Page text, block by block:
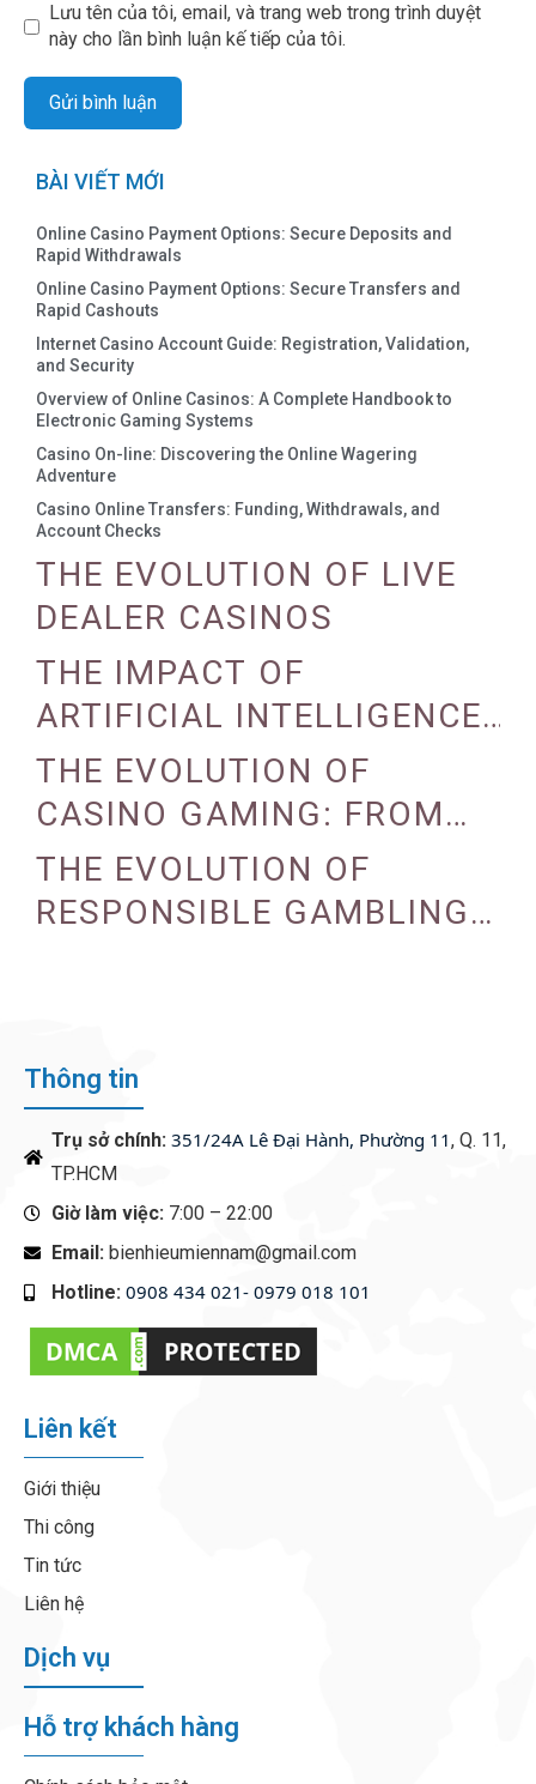
Lưu tên của tôi, email, và trang web trong trình duyệt
này cho lần bình luận kế tiếp của tôi.
BÀI VIẾT MỚI
Online Casino Payment Options: Secure Deposits and
Rapid Withdrawals
Online Casino Payment Options: Secure Transfers and
Rapid Cashouts
Internet Casino Account Guide: Registration, Validation,
and Security
Overview of Online Casinos: A Complete Handbook to
Electronic Gaming Systems
Casino On-line: Discovering the Online Wagering
Adventure
Casino Online Transfers: Funding, Withdrawals, and
Account Checks
THE EVOLUTION OF LIVE
DEALER CASINOS
THE IMPACT OF
ARTIFICIAL INTELLIGENCE
ON CASINO OPERATIONS
THE EVOLUTION OF
CASINO GAMING: FROM
TRADITIONAL TO DIGITAL
THE EVOLUTION OF
RESPONSIBLE GAMBLING
Thông tin
Trụ sở chính: 351/24A Lê Đại Hành, Phường 11, Q. 11,
TP.HCM
Giờ làm việc: 7:00 – 22:00
Email: bienhieumiennam@gmail.com
Hotline: 0908 434 021- 0979 018 101
Liên kết
Giới thiệu
Thi công
Tin tức
Liên hệ
Dịch vụ
Hỗ trợ khách hàng